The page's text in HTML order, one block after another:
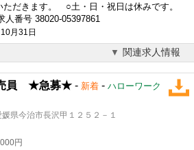
ただきます。 ○土・日・祝日は休みです。
番号 38020-05397861
月31日
関連求人情報
売員 ★急募★ - 新着 - ハローワーク
県今治市長沢甲１２５２－１
円